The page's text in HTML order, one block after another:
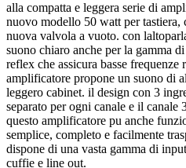
alla compatta e leggera serie di
nuovo modello 50 watt per tastiera,
nuova valvola a vuoto. con
suono chiaro anche per la gamma
reflex che assicura basse frequenze
amplificatore propone un suono di
leggero cabinet. il design con 3
separato per ogni canale e il canale
questo amplificatore pu anche
semplice, completo e facilmente
dispone di una vasta gamma di
cuffie e line out.